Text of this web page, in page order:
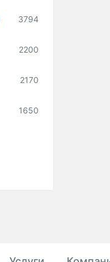
3794
2200
2170
1650